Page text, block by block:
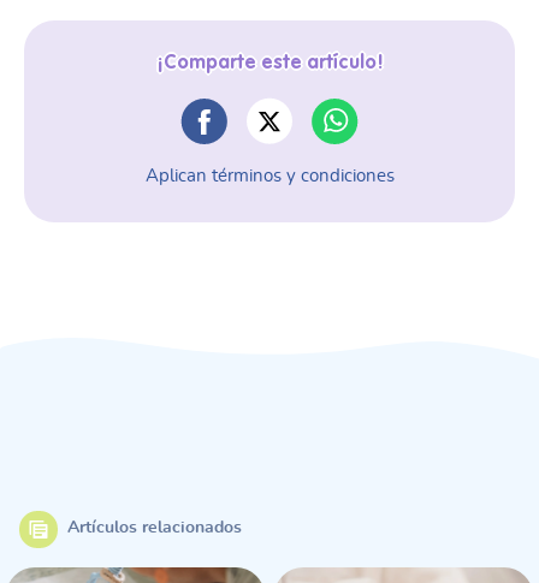
¡Comparte este artículo!
Aplican términos y condiciones
Artículos relacionados